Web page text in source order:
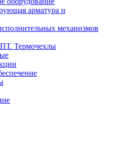
арматура и
механизмов
Термочехлы